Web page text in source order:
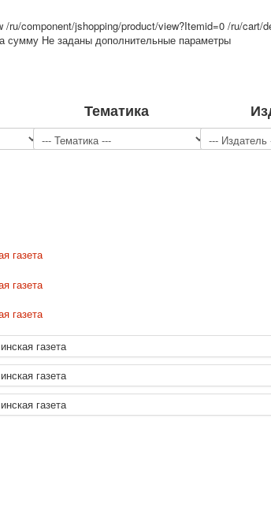
/ru/component/jshopping/product/view?Itemid=0 /ru/cart/
сумму Не заданы дополнительные параметры
Тематика